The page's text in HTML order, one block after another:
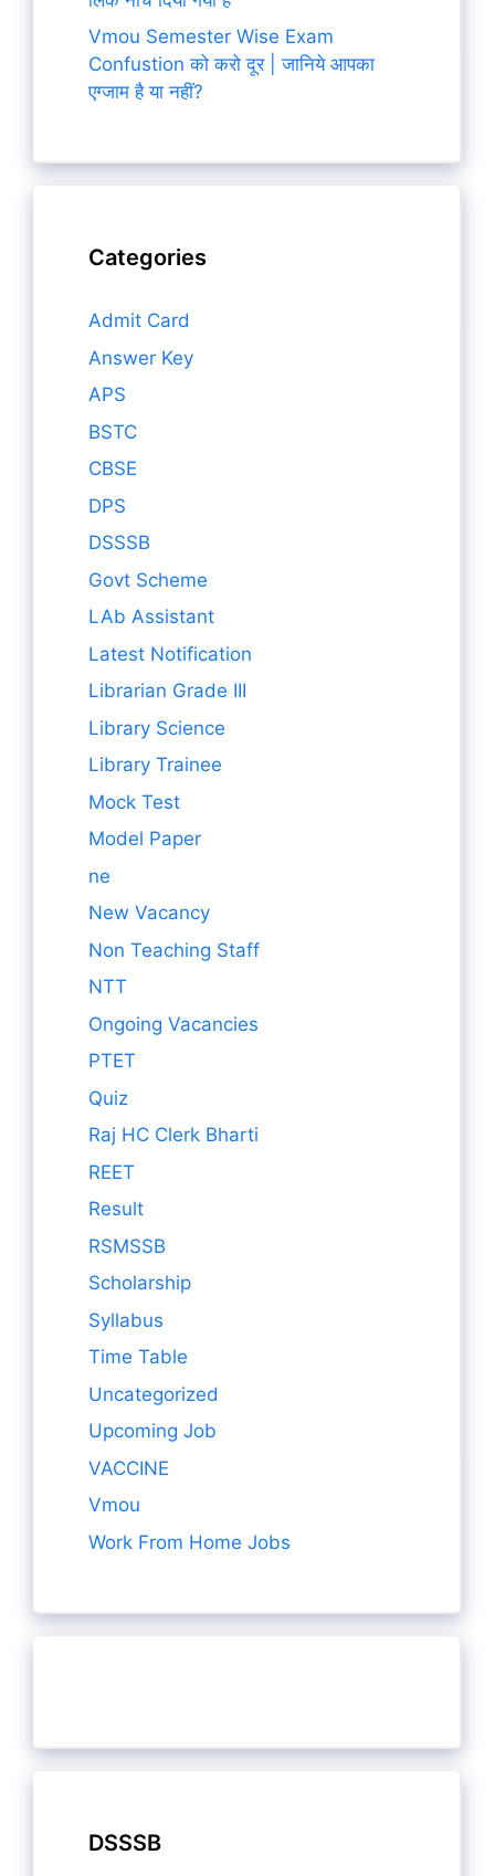
Vmou Semester Wise Exam
Confustion को करो दूर | जानिये आपका
एग्जाम है या नहीं?
Categories
Admit Card
Answer Key
APS
BSTC
CBSE
DPS
DSSSB
Govt Scheme
LAb Assistant
Latest Notification
Librarian Grade III
Library Science
Library Trainee
Mock Test
Model Paper
ne
New Vacancy
Non Teaching Staff
NTT
Ongoing Vacancies
PTET
Quiz
Raj HC Clerk Bharti
REET
Result
RSMSSB
Scholarship
Syllabus
Time Table
Uncategorized
Upcoming Job
VACCINE
Vmou
Work From Home Jobs
DSSSB